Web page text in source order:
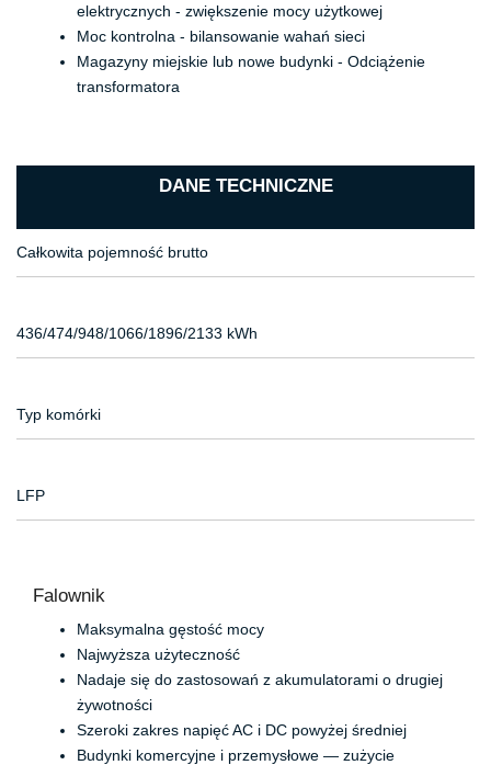
elektrycznych - zwiększenie mocy użytkowej
Moc kontrolna - bilansowanie wahań sieci
Magazyny miejskie lub nowe budynki - Odciążenie
transformatora
DANE TECHNICZNE
Całkowita pojemność brutto
436/474/948/1066/1896/2133 kWh
Typ komórki
LFP
Falownik
Maksymalna gęstość mocy
Najwyższa użyteczność
Nadaje się do zastosowań z akumulatorami o drugiej
żywotności
Szeroki zakres napięć AC i DC powyżej średniej
Budynki komercyjne i przemysłowe — zużycie